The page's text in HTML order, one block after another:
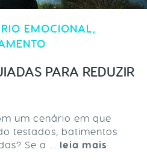
EMOCIONAL,
PARA REDUZIR
um cenário em que
testados, batimentos
Se a ... leia mais